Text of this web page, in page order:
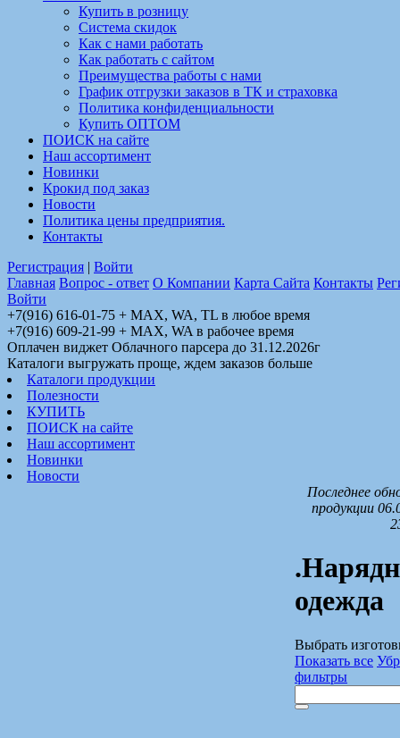
Купить в розницу
Система скидок
Как с нами работать
Как работать с сайтом
Преимущества работы с нами
График отгрузки заказов в ТК и страховка
Политика конфиденциальности
Купить ОПТОМ
ПОИСК на сайте
Наш ассортимент
Новинки
Крокид под заказ
Новости
Политика цены предприятия.
Контакты
Регистрация | Войти
Главная Вопрос - ответ О Компании Карта Сайта Контакты
Войти
+7(916) 616-01-75 + MAX, WA, TL в любое время
+7(916) 609-21-99 + MAX, WA в рабочее время
Оплачен виджет Облачного парсера до 31.12.2026г
Каталоги выгружать проще, ждем заказов больше
Каталоги продукции
Полезности
КУПИТЬ
ПОИСК на сайте
Наш ассортимент
Новинки
Новости
Последнее
продукции
одежда
Выбрать
Показать все
фильтры